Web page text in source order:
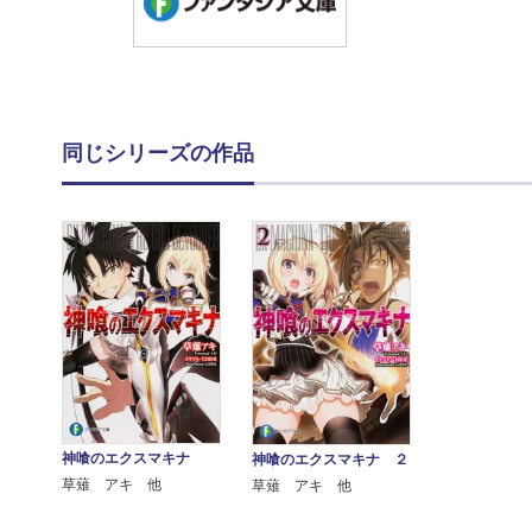
同じシリーズの作品
神喰のエクスマキナ
草薙 アキ 他
神喰のエクスマキナ ２
草薙 アキ 他